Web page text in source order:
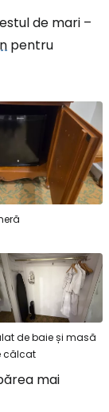
de mari –
pentru
de baie și masă
călcat
mai